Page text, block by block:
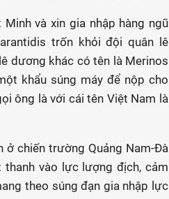
và xin gia nhập hàng ngũ
trốn khỏi đội quân lê
dương khác có tên là Merinos
khẩu súng máy để nộp cho
ông là với cái tên Việt Nam là
ở chiến trường Quảng Nam-Đà
vào lực lượng địch, cảm
theo súng đạn gia nhập lực